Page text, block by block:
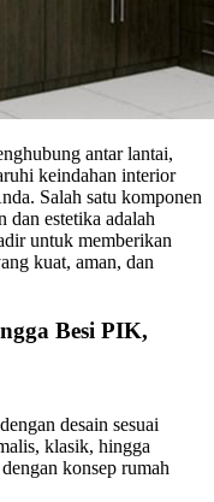
antar lantai,
keindahan interior
Salah satu komponen
dan estetika adalah
untuk memberikan
kuat, aman, dan
Besi PIK,
desain sesuai
klasik, hingga
konsep rumah